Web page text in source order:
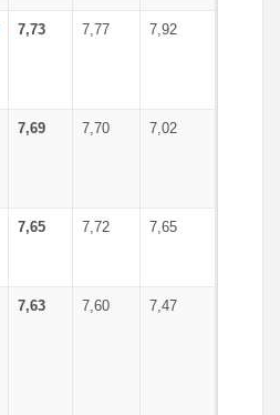
7,73 7,77 7,92
7,69 7,70 7,02
7,65 7,72 7,65
7,63 7,60 7,47